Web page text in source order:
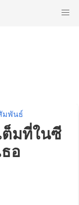
มพันธ์
ต็มที่ในซี
อ